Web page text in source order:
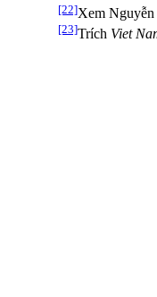
[22]Xem Nguyễn
[23]Trích Viet